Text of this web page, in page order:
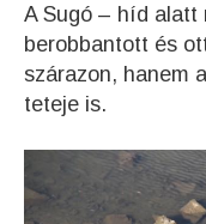
A Sugó – híd alatt
berobbantott és
szárazon, hanem
teteje is.